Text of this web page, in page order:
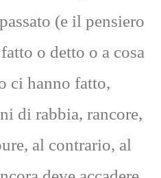
(e il pensiero
o detto o a cosa
ci hanno fatto,
di rabbia, rancore,
al contrario, al